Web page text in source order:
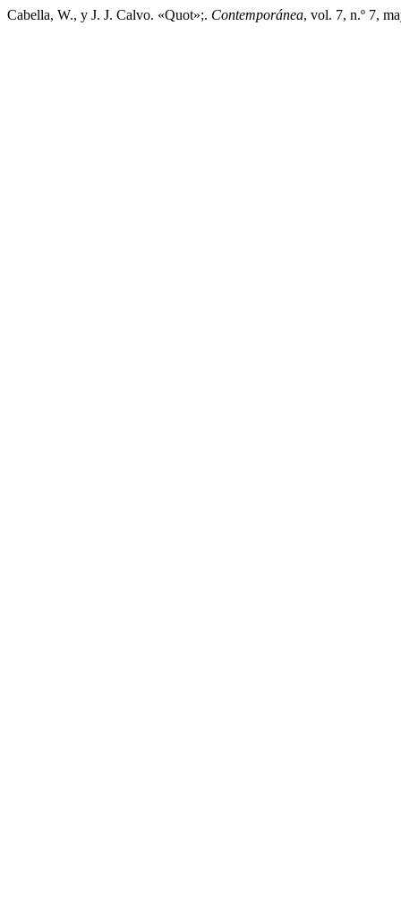
Cabella, W., y J. J. Calvo. «Quot»;. Contemporánea, vol. 7, n.º 7,